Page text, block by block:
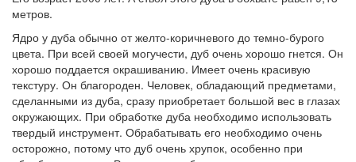
метров.
Ядро у дуба обычно от желто-коричневого до темно-бурого
цвета. При всей своей могучести, дуб очень хорошо гнется. Он
хорошо поддается окрашиванию. Имеет очень красивую
текстуру. Он благороден. Человек, обладающий предметами,
сделанными из дуба, сразу приобретает большой вес в глазах
окружающих. При обработке дуба необходимо использовать
твердый инструмент. Обрабатывать его необходимо очень
осторожно, потому что дуб очень хрупок, особенно при